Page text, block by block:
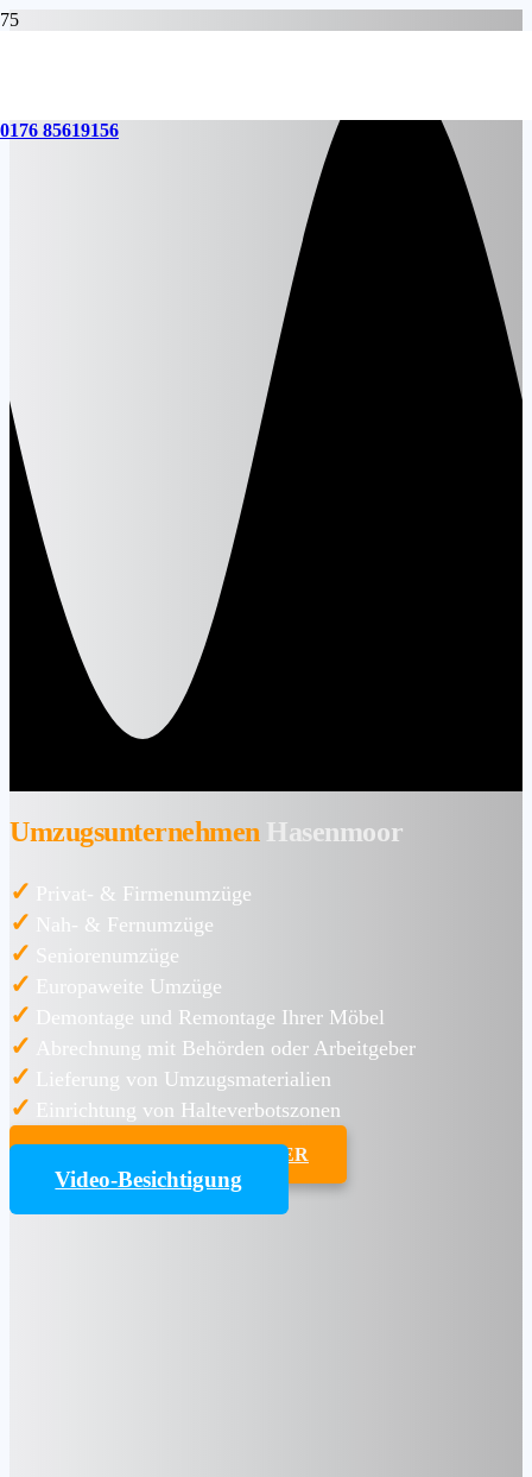
0176 85619156
Umzugsunternehmen Hasenmoor
✓ Privat- & Firmenumzüge
✓ Nah- & Fernumzüge
✓ Seniorenumzüge
✓ Europaweite Umzüge
✓ Demontage und Remontage Ihrer Möbel
✓ Abrechnung mit Behörden oder Arbeitgeber
✓ Lieferung von Umzugsmaterialien
✓ Einrichtung von Halteverbotszonen
UMZUGSKOSTENRECHNER
Video-Besichtigung